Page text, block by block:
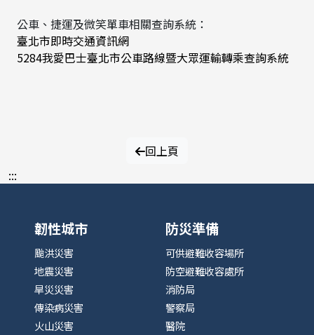
公車、捷運及微笑單車相關查詢系統：
臺北市即時交通資訊網
5284我愛巴士臺北市公車路線暨大眾運輸轉乘查詢系統
回上頁
:::
韌性城市
颱洪災害
地震災害
旱災災害
傳染病災害
火山災害
防災準備
可供避難收容場所
防空避難收容處所
消防局
警察局
醫院